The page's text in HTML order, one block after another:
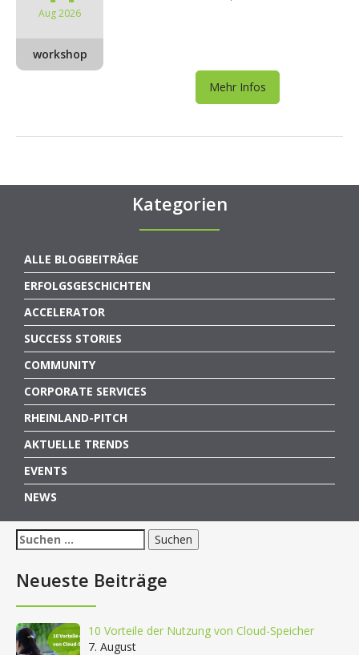
Aug 2026
workshop
Mehr Infos
Kategorien
ALLE BLOGBEITRÄGE
ERFOLGSGESCHICHTEN
ACCELERATOR
SUCCESS STORIES
COMMUNITY
CORPORATE SERVICES
RHEINLAND-PITCH
AKTUELLE TRENDS
EVENTS
NEWS
Suchen
nach:
Neueste Beiträge
10 Vorteile der Nutzung von Cloud-Speicher
7. August